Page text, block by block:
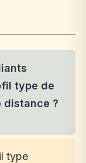
type de
distance ?
type